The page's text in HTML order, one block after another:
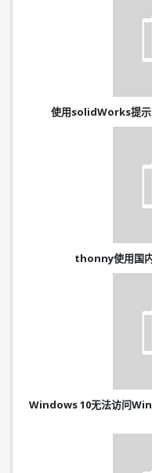
使用solidWorks提
thonny使用国
Windows 10无法访问